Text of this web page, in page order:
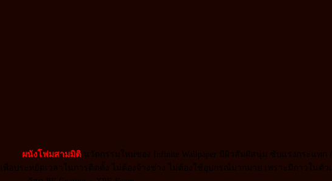
ผนังโฟมสามมิติ นวัตกรรมใหม่ของ Infinite Wallpaper มีผิวสัมผัสนุ่ม ซับแรงกระแท
เพื่อประหยัดเวลาในการติดตั้ง ไม่ต้องจ้างช่าง ไม่ต้องใช้อุปกรณ์มากมาย เพราะมีกาวใน